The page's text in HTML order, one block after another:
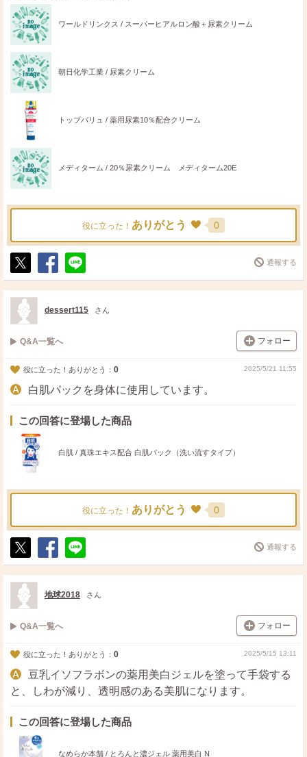
ワールドリンクス / スーパーヒアルロン酸＋尿素クリーム
朝日化学工業 / 尿素クリーム
トップバリュ / 薬用尿素10％配合クリーム
メディターム / 20％尿素クリーム メディターム20E
役に立った！ ありがとう 0
ポ
ス
ト
シ
ェ
送
る
通報する
dessert115 さん
Q&A一覧へ フォロー
役に立った！ありがとう： 0 2025/5/21 11:55
白肌パックを身体に使用しています。
この回答に登場した商品
白肌 / 真珠エキス配合 白肌パック（洗い流すタイプ）
役に立った！ ありがとう 0
ポ
ス
ト
シ
ェ
送
る
通報する
地球2018 さん
Q&A一覧へ フォロー
役に立った！ありがとう： 0 2025/5/15 13:11
豆乳イソフラボンの薬用美白ジェルを塗って手袋する
と、しわが減り、透明感のある美肌になります。
この回答に登場した商品
なめらか本舗 / とろんと濃ジェル 薬用美白 N